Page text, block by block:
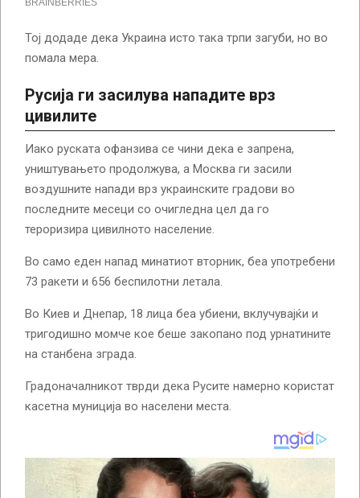
Тој додаде дека Украина исто така трпи загуби, но во
помала мера.
Русија ги засилува нападите врз
цивилите
Иако руската офанзива се чини дека е запрена,
уништувањето продолжува, а Москва ги засили
воздушните напади врз украинските градови во
последните месеци со очигледна цел да го
тероризира цивилното население.
Во само еден напад минатиот вторник, беа употребени
73 ракети и 656 беспилотни летала.
Во Киев и Днепар, 18 лица беа убиени, вклучувајќи и
тригодишно момче кое беше закопано под урнатините
на станбена зграда.
Градоначалникот тврди дека Русите намерно користат
касетна муниција во населени места.